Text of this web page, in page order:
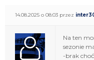
14.08.2025 o 08:03 przez
Na ten
sezonie
-brak